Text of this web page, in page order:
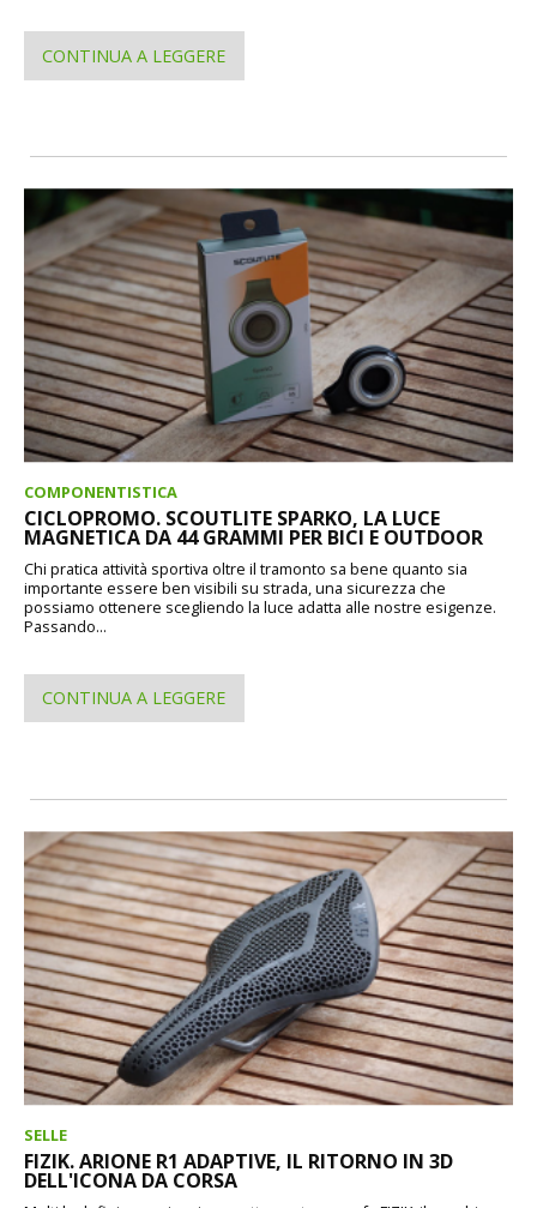
CONTINUA A LEGGERE
COMPONENTISTICA
CICLOPROMO. SCOUTLITE SPARKO, LA LUCE
MAGNETICA DA 44 GRAMMI PER BICI E OUTDOOR
Chi pratica attività sportiva oltre il tramonto sa bene quanto sia
importante essere ben visibili su strada, una sicurezza che
possiamo ottenere scegliendo la luce adatta alle nostre esigenze.
Passando...
CONTINUA A LEGGERE
SELLE
FIZIK. ARIONE R1 ADAPTIVE, IL RITORNO IN 3D
DELL'ICONA DA CORSA